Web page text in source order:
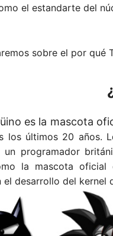
el estandarte del
sobre el por qué
es la mascota
los últimos 20 años.
un programador
la mascota
desarrollo del kernel